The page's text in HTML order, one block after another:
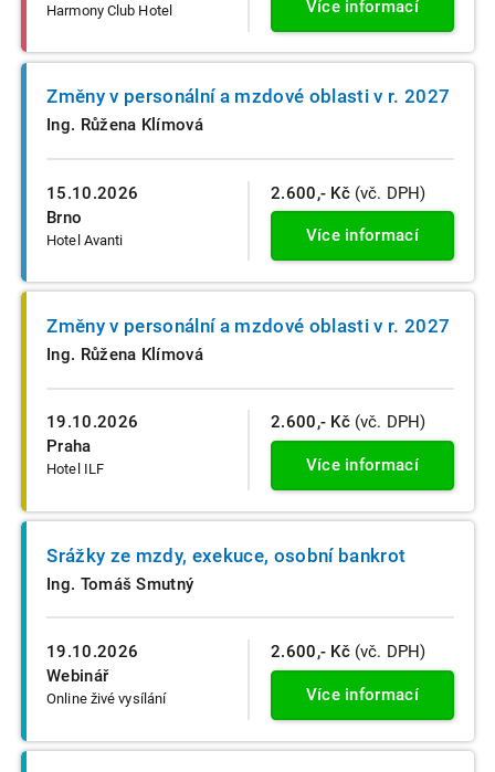
Harmony Club Hotel Více informací
15.10.2026
Brno
Hotel Avanti
Změny v personální a mzdové oblasti v r. 2027
Ing. Růžena Klímová
2.600,- Kč (vč. DPH)
Více informací
19.10.2026
Praha
Hotel ILF
Změny v personální a mzdové oblasti v r. 2027
Ing. Růžena Klímová
2.600,- Kč (vč. DPH)
Více informací
19.10.2026
Webinář
Online živé vysílání
Srážky ze mzdy, exekuce, osobní bankrot
Ing. Tomáš Smutný
2.600,- Kč (vč. DPH)
Více informací